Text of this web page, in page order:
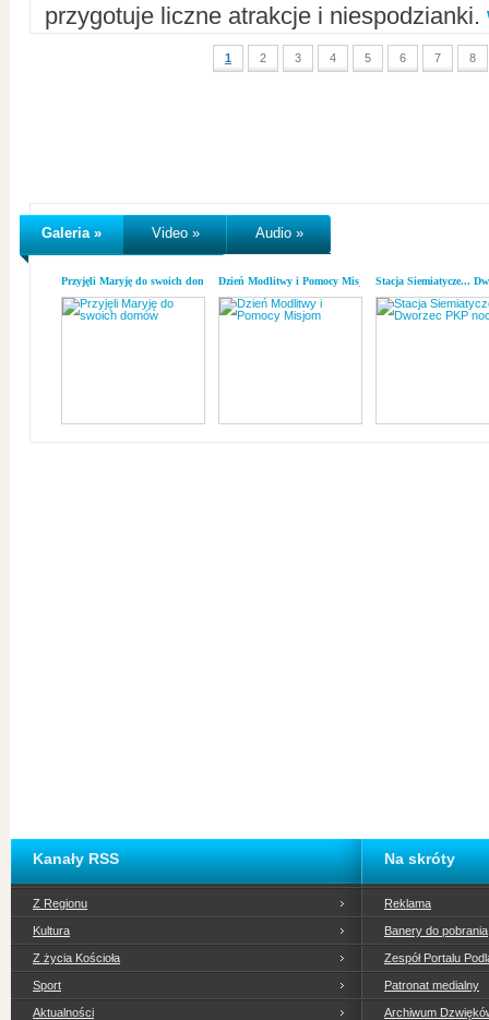
przygotuje liczne atrakcje i niespodzianki.
1 2 3 4 5 6 7 8
Galeria » Video » Audio »
Przyjęli Maryję do swoich domówDzień Modlitwy i Pomocy MisjomStacja Siemiatycze...
Kanały RSS
Z Regionu
Kultura
Z życia Kościoła
Sport
Aktualności
Na skróty
Reklama
Banery do pobrania
Zespół Portalu
Patronat medialny
Archiwum